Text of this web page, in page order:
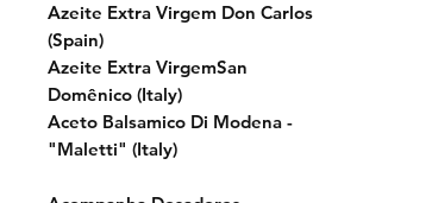
Azeite Extra Virgem Don Carlos
(Spain)
Azeite Extra VirgemSan
Domênico (Italy)
Aceto Balsamico Di Modena -
"Maletti" (Italy)